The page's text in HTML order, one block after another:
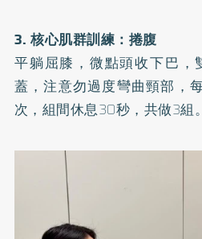
3. 核心肌群訓練：捲腹
平躺屈膝，微點頭收下巴，
蓋，注意勿過度彎曲頸部，
次，組間休息30秒，共做3組。